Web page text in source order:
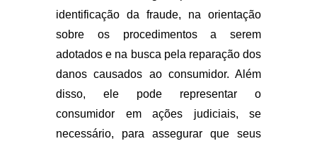
identificação da fraude, na orientação
sobre os procedimentos a serem
adotados e na busca pela reparação dos
danos causados ao consumidor. Além
disso, ele pode representar o
consumidor em ações judiciais, se
necessário, para assegurar que seus